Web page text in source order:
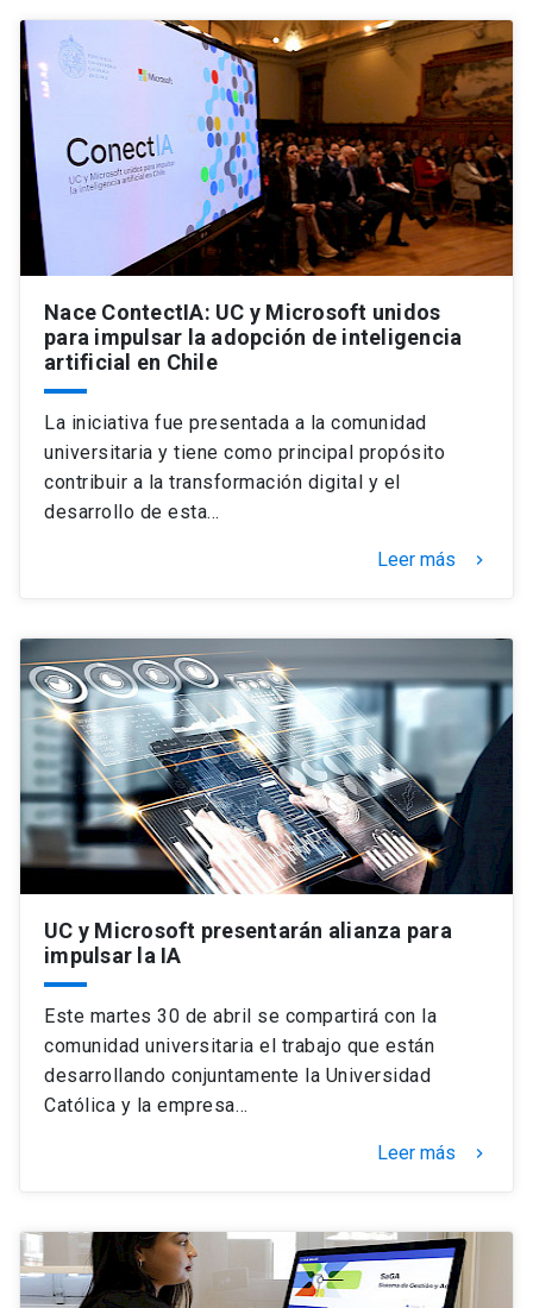
Nace ContectIA: UC y Microsoft unidos
para impulsar la adopción de inteligencia
artificial en Chile
La iniciativa fue presentada a la comunidad
universitaria y tiene como principal propósito
contribuir a la transformación digital y el
desarrollo de esta…
Leer más keyboard_arrow_right
UC y Microsoft presentarán alianza para
impulsar la IA
Este martes 30 de abril se compartirá con la
comunidad universitaria el trabajo que están
desarrollando conjuntamente la Universidad
Católica y la empresa…
Leer más keyboard_arrow_right